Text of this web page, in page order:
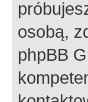
osobą,
phpBB